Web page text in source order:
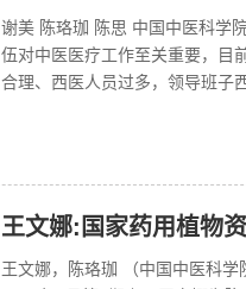
谢美 陈珞珈 陈思 中国中医科
伍对中医医疗工作至关重要，目
合理、西医人员过多，领导班子
王文娜:国家药用植物
王文娜，陈珞珈 （中国中医科